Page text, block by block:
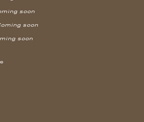
soon
soon
soon